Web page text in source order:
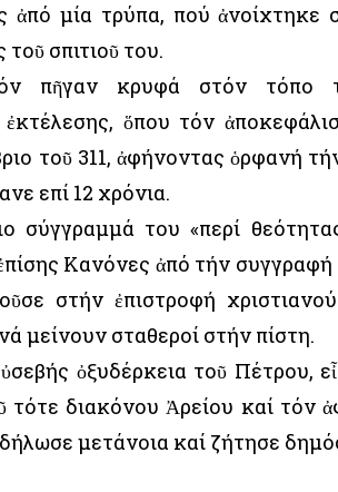
ἀπό μία τρύπα, πού ἀνοίχτηκε
σπιτιοῦ του.
πῆγαν κρυφά στόν τόπο
ἐκτέλεσης, ὅπου τόν
τοῦ 311, ἀφήνοντας ὁρφανή
επί 12 χρόνια.
σύγγραμμά του «περί
Κανόνες ἀπό τήν
στήν ἐπιστροφή
μείνουν σταθεροί στήν πίστη.
ὀξυδέρκεια τοῦ Πέτρου,
τότε διακόνου Ἀρείου καί τόν
μετάνοια καί ζήτησε